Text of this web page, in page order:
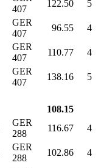
407
122.50 5
GER
407
96.55
4
GER
407
110.77
4
GER
407
138.16 5
108.15
GER
288
116.67 4
GER
288
102.86
4